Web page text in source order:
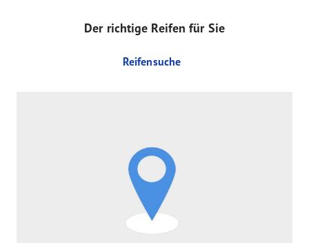
Der richtige Reifen für Sie
Reifensuche